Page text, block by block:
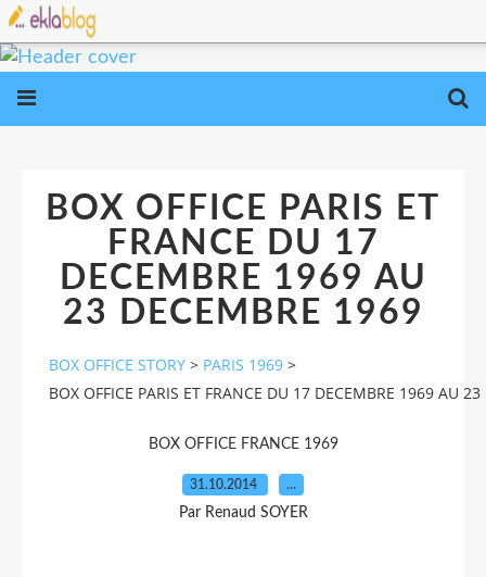
BOX OFFICE PARIS ET
FRANCE DU 17
DECEMBRE 1969 AU
23 DECEMBRE 1969
BOX OFFICE STORY > PARIS 1969 >
BOX OFFICE PARIS ET FRANCE DU 17 DECEMBRE 1969 AU
BOX OFFICE FRANCE 1969
31.10.2014 …
Par Renaud SOYER